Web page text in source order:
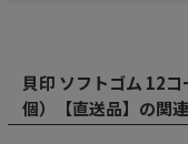
貝印 ソフトゴム 12
個）【直送品】の関